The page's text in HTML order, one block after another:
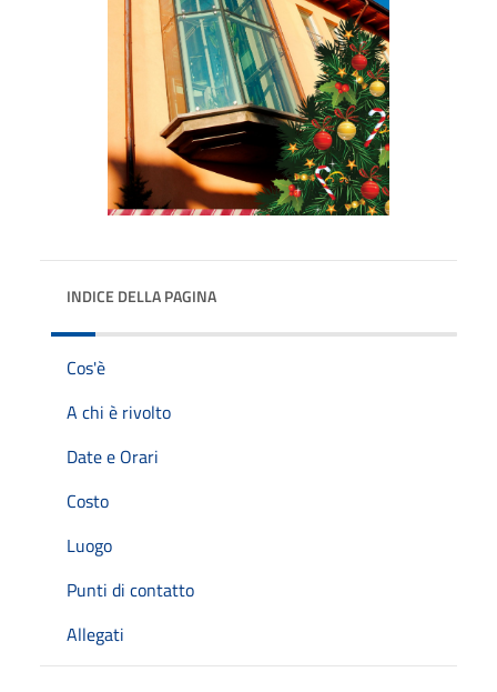
INDICE DELLA PAGINA
Cos'è
A chi è rivolto
Date e Orari
Costo
Luogo
Punti di contatto
Allegati